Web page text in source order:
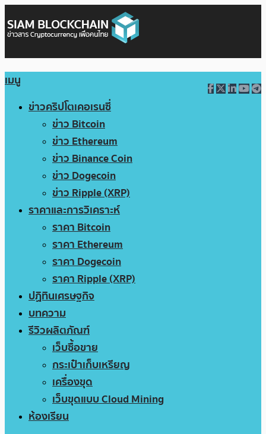
เมนู
ข่าวคริปโตเคอเรนซี่
ข่าว Bitcoin
ข่าว Ethereum
ข่าว Binance Coin
ข่าว Dogecoin
ข่าว Ripple (XRP)
ราคาและการวิเคราะห์
ราคา Bitcoin
ราคา Ethereum
ราคา Dogecoin
ราคา Ripple (XRP)
ปฏิทินเศรษฐกิจ
บทความ
รีวิวผลิตภัณฑ์
เว็บซื้อขาย
กระเป๋าเก็บเหรียญ
เครื่องขุด
เว็บขุดแบบ Cloud Mining
ห้องเรียน